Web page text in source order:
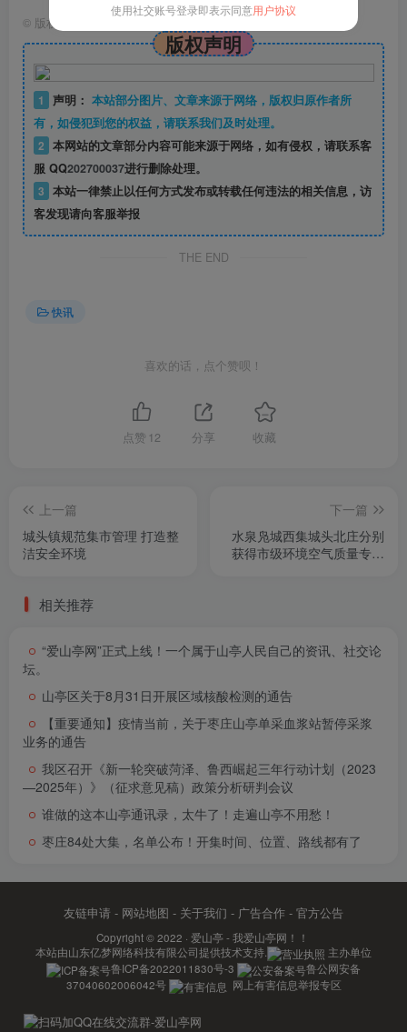
© 版权声明
版权声明
1 声明： 本站部分图片、文章来源于网络，版权归原作者所
有，如侵犯到您的权益，请联系我们及时处理。
2 本网站的文章部分内容可能来源于网络，如有侵权，请联系客
服 QQ202700037进行删除处理。
3 本站一律禁止以任何方式发布或转载任何违法的相关信息，访
客发现请向客服举报
THE END
快讯
喜欢的话，点个赞呗！
点赞 12 分享 收藏
上一篇
城头镇规范集市管理 打造整
洁安全环境
下一篇
水泉凫城西集城头北庄分别
获得市级环境空气质量专项
相关推荐
“爱山亭网”正式上线！一个属于山亭人民自己的资讯、社交论
坛。
山亭区关于8月31日开展区域核酸检测的通告
【重要通知】疫情当前，关于枣庄山亭单采血浆站暂停采浆
业务的通告
我区召开《新一轮突破菏泽、鲁西崛起三年行动计划（2023
—2025年）》（征求意见稿）政策分析研判会议
谁做的这本山亭通讯录，太牛了！走遍山亭不用愁！
枣庄84处大集，名单公布！开集时间、位置、路线都有了
友链申请 - 网站地图 - 关于我们 - 广告合作 - 官方公告
Copyright © 2022 · 爱山亭 - 我爱山亭网！！
本站由山东亿梦网络科技有限公司提供技术支持.
主办单位
鲁ICP备2022011830号-3
鲁公网安备
37040602006042号
网上有害信息举报专区
使用社交账号登录即表示同意用户协议